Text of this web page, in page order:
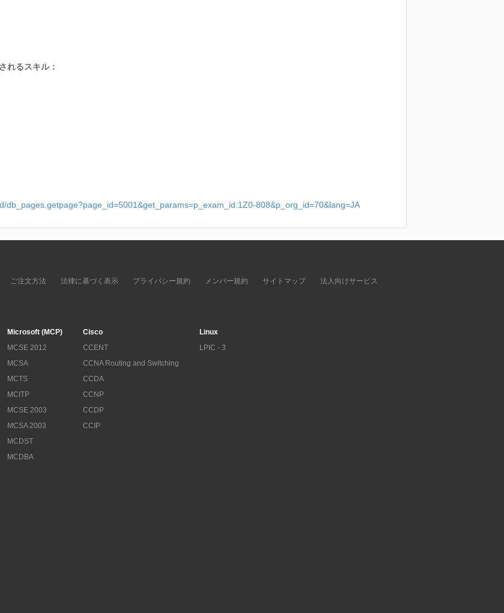
れるスキル：
db_pages.getpage?page_id=5001&get_params=p_exam_id:1Z0-808&p_org_id=70&lang=JA
ご注文方法 法律に基づく表示 プライバシー規約 メンバー規約 サイトマップ 法人向けサービス
Microsoft (MCP)
MCSE 2012
MCSA
MCTS
MCITP
MCSE 2003
MCSA 2003
MCDST
MCDBA
Cisco
CCENT
CCNA Routing and Switching
CCDA
CCNP
CCDP
CCIP
Linux
LPIC - 3